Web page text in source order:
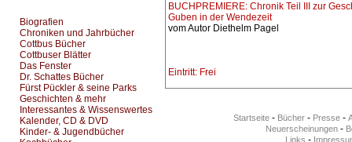
Biografien
Chroniken und Jahrbücher
Cottbus Bücher
Cottbuser Blätter
Das Fenster
Dr. Schattes Bücher
Fürst Pückler & seine Parks
Geschichten & mehr
Interessantes & Wissenswertes
Kalender, CD & DVD
Kinder- & Jugendbücher
BUCHPREMIERE: Chronik Teil III zur
Guben in der Wendezeit
vom Autor Diethelm Pagel
Eintritt: Frei
Startseite - Bücher - Presse -
Neuerscheinungen-
Links -